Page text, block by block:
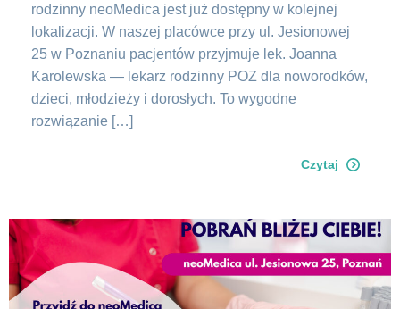
rodzinny neoMedica jest już dostępny w kolejnej
lokalizacji. W naszej placówce przy ul. Jesionowej
25 w Poznaniu pacjentów przyjmuje lek. Joanna
Karolewska — lekarz rodzinny POZ dla noworodków,
dzieci, młodzieży i dorosłych. To wygodne
rozwiązanie […]
Czytaj